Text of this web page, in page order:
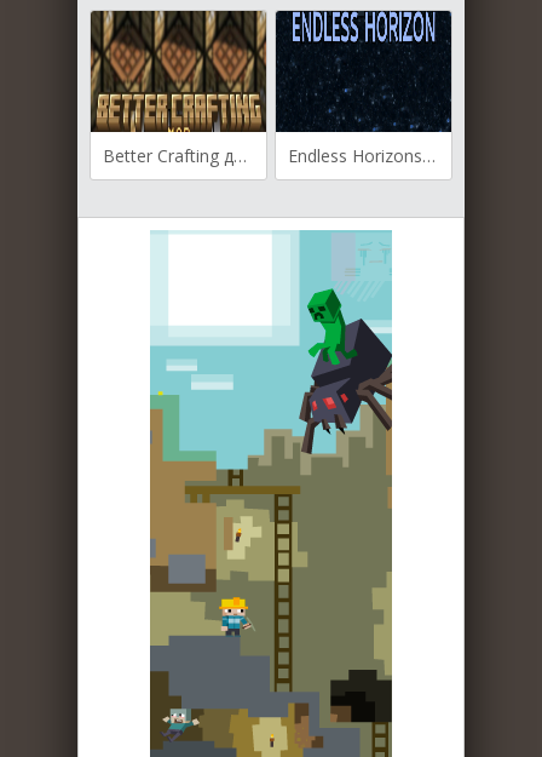
Better Crafting для Майнкрафт [1.21.3, 1.21.2, 1.21.1] Endless Horizons для Майнкрафт [1.20.1, 1.19.4]